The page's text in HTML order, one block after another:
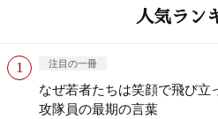
人気ラン
注目の一冊
なぜ若者たちは笑顔で飛び
攻隊員の最期の言葉